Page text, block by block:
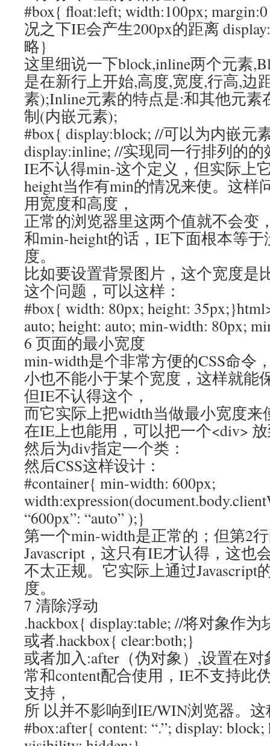
#box{ float:left; width:100px;
况之下IE会产生200px的距离
略}
这里细说一下block,inline两个元素
是在新行上开始,高度,宽度,行高,边
素);Inline元素的特点是:和其他元
制(内嵌元素);
#box{ display:block; //可以为内嵌元
display:inline; //实现同一行排列的
IE不认得min-这个定义，但实际上
height当作有min的情况来使。这样
用宽度和高度，
正常的浏览器里这两个值就不会变
和min-height的话，IE下面根本等
度。
比如要设置背景图片，这个宽度是
这个问题，可以这样：
#box{ width: 80px; height:
auto; height: auto; min-width: 80px;
6 页面的最小宽度
min-width是个非常方便的CSS命令
小也不能小于某个宽度，这样就能
但IE不认得这个，
而它实际上把width当做最小宽度
在IE上也能用，可以把一个<div>
然后为div指定一个类：
然后CSS这样设计：
#container{ min-width: 600px;
“600px”: “auto” );}
第一个min-width是正常的；但第2
Javascript，这只有IE才认得，这也
不太正规。它实际上通过Javascript
度。
7 清除浮动
.hackbox{ display:table; //将对象作
或者.hackbox{ clear:both;}
或者加入:after（伪对象）,设置在
常和content配合使用，IE不支持此
支持，
所 以并不影响到IE/WIN浏览器。
#box:after{ content: “.”; display: